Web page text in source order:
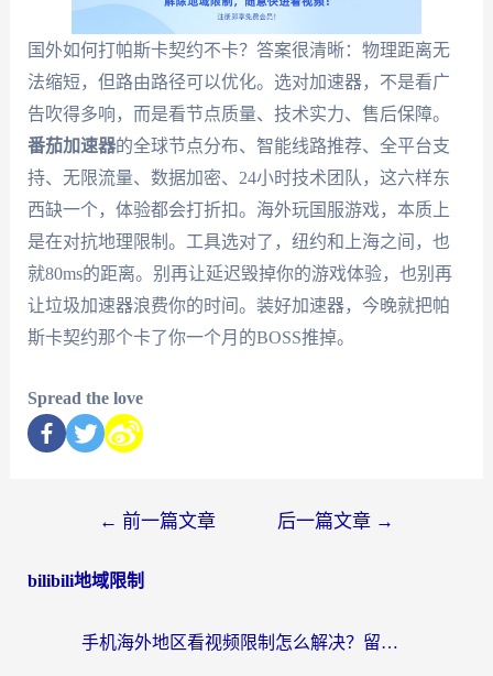
国外如何打帕斯卡契约不卡？答案很清晰：物理距离无
法缩短，但路由路径可以优化。选对加速器，不是看广
告吹得多响，而是看节点质量、技术实力、售后保障。
番茄加速器的全球节点分布、智能线路推荐、全平台支
持、无限流量、数据加密、24小时技术团队，这六样东
西缺一个，体验都会打折扣。海外玩国服游戏，本质上
是在对抗地理限制。工具选对了，纽约和上海之间，也
就80ms的距离。别再让延迟毁掉你的游戏体验，也别再
让垃圾加速器浪费你的时间。装好加速器，今晚就把帕
斯卡契约那个卡了你一个月的BOSS推掉。
Spread the love
← 前一篇文章 后一篇文章 →
bilibili地域限制
手机海外地区看视频限制怎么解决？留学生亲测有效的回国加速器指南